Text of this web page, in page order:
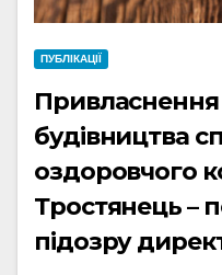
ПУБЛІКАЦІЇ
Привласнення
будівництва
оздоровчого
Тростянець –
підозру